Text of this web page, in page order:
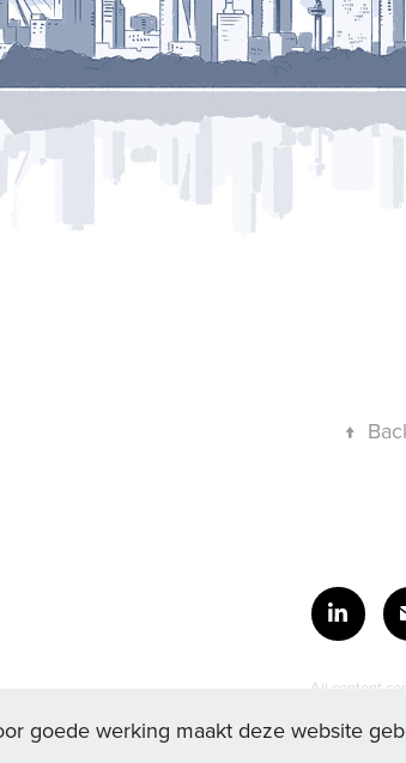
↑
All content
goede werking maakt deze website